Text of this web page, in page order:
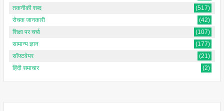
तकनीकी शब्द
(517)
रोचक जानकारी
(42)
शिक्षा पर चर्चा
(107)
सामान्य ज्ञान
(177)
सॉफ्टवेयर
(21)
हिंदी समाचार
(2)